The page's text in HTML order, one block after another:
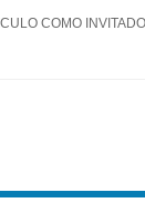
COMO INVITADO